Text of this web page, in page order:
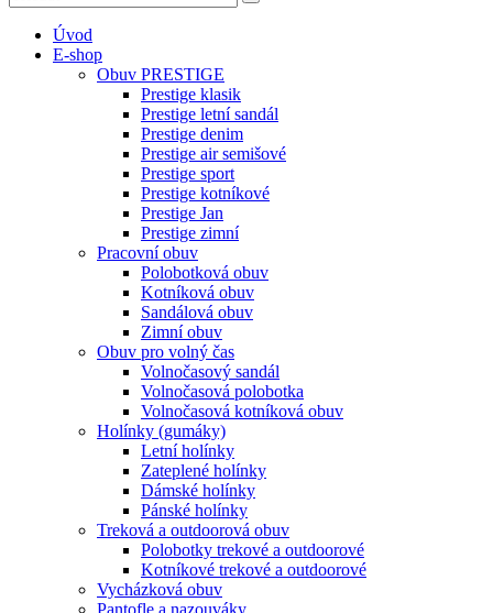
Úvod
E-shop
Obuv PRESTIGE
Prestige klasik
Prestige letní sandál
Prestige denim
Prestige air semišové
Prestige sport
Prestige kotníkové
Prestige Jan
Prestige zimní
Pracovní obuv
Polobotková obuv
Kotníková obuv
Sandálová obuv
Zimní obuv
Obuv pro volný čas
Volnočasový sandál
Volnočasová polobotka
Volnočasová kotníková obuv
Holínky (gumáky)
Letní holínky
Zateplené holínky
Dámské holínky
Pánské holínky
Treková a outdoorová obuv
Polobotky trekové a outdoorové
Kotníkové trekové a outdoorové
Vycházková obuv
Pantofle a nazouváky